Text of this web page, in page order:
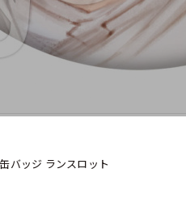
バッジ ランスロット